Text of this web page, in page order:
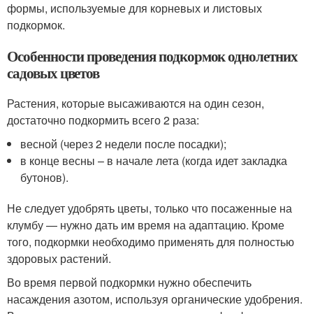
формы, используемые для корневых и листовых
подкормок.
Особенности проведения подкормок однолетних
садовых цветов
Растения, которые высаживаются на один сезон,
достаточно подкормить всего 2 раза:
весной (через 2 недели после посадки);
в конце весны – в начале лета (когда идет закладка
бутонов).
Не следует удобрять цветы, только что посаженные на
клумбу — нужно дать им время на адаптацию. Кроме
того, подкормки необходимо применять для полностью
здоровых растений.
Во время первой подкормки нужно обеспечить
насаждения азотом, используя органические удобрения.